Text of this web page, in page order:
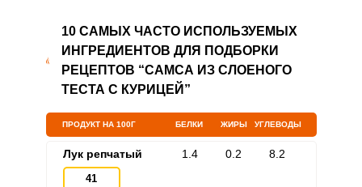
10 САМЫХ ЧАСТО ИСПОЛЬЗУЕМЫХ
ИНГРЕДИЕНТОВ ДЛЯ ПОДБОРКИ
РЕЦЕПТОВ “САМСА ИЗ СЛОЕНОГО
ТЕСТА С КУРИЦЕЙ”
ПРОДУКТ НА 100Г БЕЛКИ ЖИРЫ УГЛЕВОДЫ
Лук репчатый
41
1.4 0.2 8.2